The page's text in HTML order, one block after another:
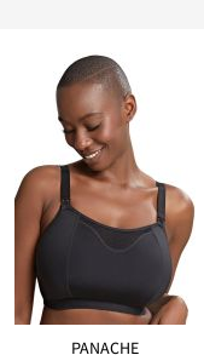
PANACHE